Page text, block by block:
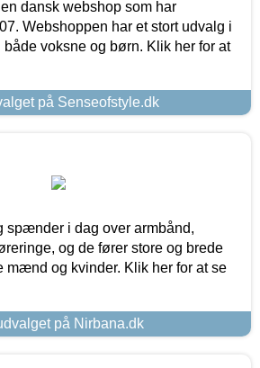
dansk webshop som har
Webshoppen har et stort udvalg i
både voksne og børn. Klik her for at
på Senseofstyle.dk
spænder i dag over armbånd,
og de fører store og brede
mænd og kvinder. Klik her for at se
på Nirbana.dk